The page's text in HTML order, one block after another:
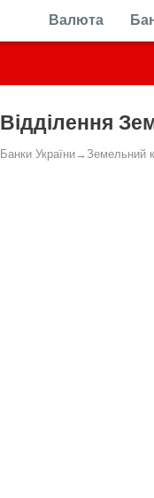
Валюта
Відділення
Банки України→ Земельний